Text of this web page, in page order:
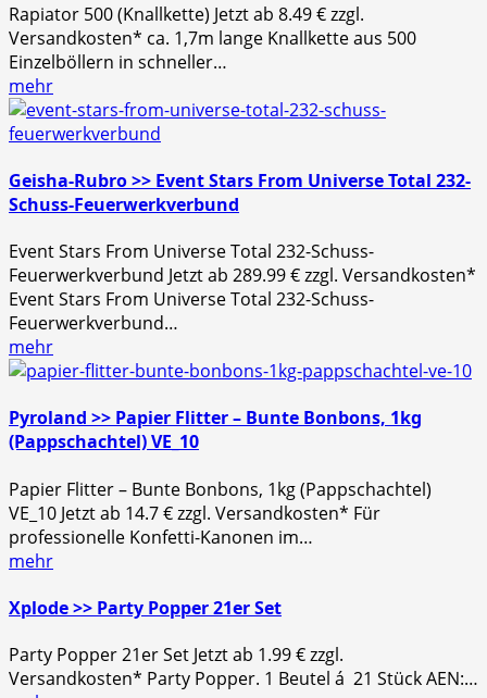
Rapiator 500 (Knallkette) Jetzt ab 8.49 € zzgl.
Versandkosten* ca. 1,7m lange Knallkette aus 500
Einzelböllern in schneller…
mehr
Geisha-Rubro >> Event Stars From Universe Total 232-
Schuss-Feuerwerkverbund
Event Stars From Universe Total 232-Schuss-
Feuerwerkverbund Jetzt ab 289.99 € zzgl. Versandkosten*
Event Stars From Universe Total 232-Schuss-
Feuerwerkverbund…
mehr
Pyroland >> Papier Flitter – Bunte Bonbons, 1kg
(Pappschachtel) VE_10
Papier Flitter – Bunte Bonbons, 1kg (Pappschachtel)
VE_10 Jetzt ab 14.7 € zzgl. Versandkosten* Für
professionelle Konfetti-Kanonen im…
mehr
Xplode >> Party Popper 21er Set
Party Popper 21er Set Jetzt ab 1.99 € zzgl.
Versandkosten* Party Popper. 1 Beutel á 21 Stück AEN:…